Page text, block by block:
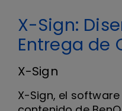
X-Sign:
Entrega de
X-Sign
X-Sign, el